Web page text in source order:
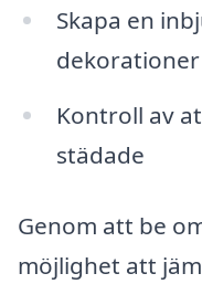
Skapa en
dekorationer
Kontroll av
städade
Genom att be
möjlighet att